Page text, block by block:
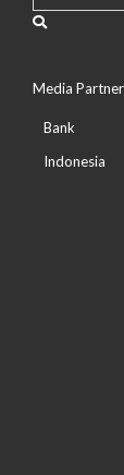
Media Partner
Bank
Indonesia